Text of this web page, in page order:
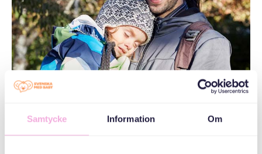
Samtycke Information Om